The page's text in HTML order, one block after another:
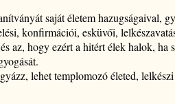
saját életem hazugságaival,
konfirmációi, esküvői,
az, hogy ezért a hitért élek halok, ha
lehet templomozó életed,